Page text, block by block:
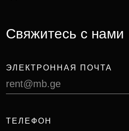
Свяжитесь с нами
ЭЛЕКТРОННАЯ ПОЧТА
rent@mb.ge
ТЕЛЕФОН